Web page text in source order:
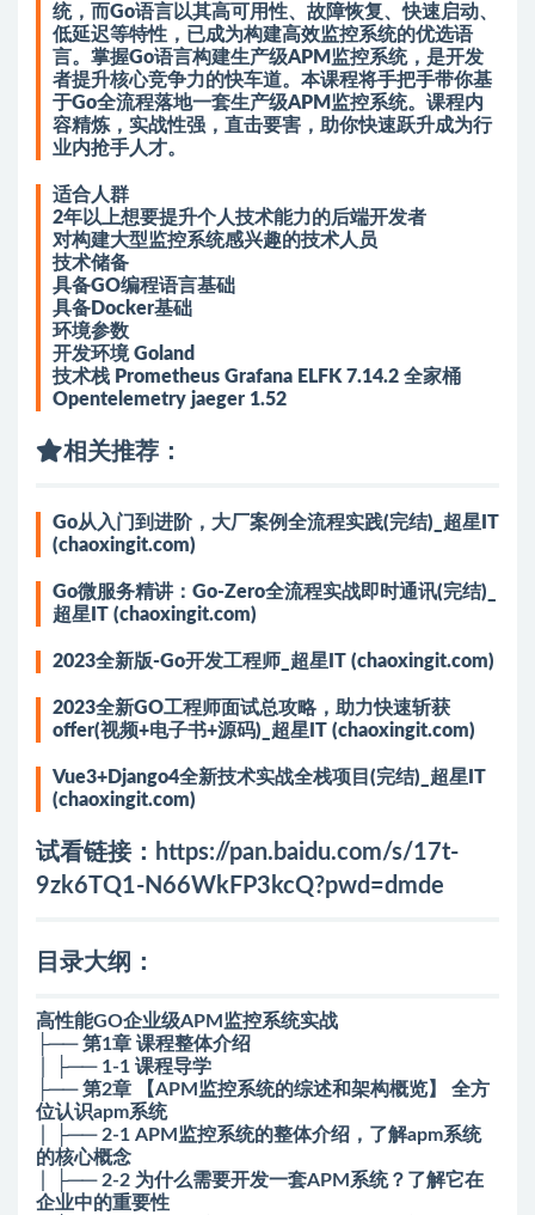
统，而Go语言以其高可用性、故障恢复、快速启动、
低延迟等特性，已成为构建高效监控系统的优选语
言。掌握Go语言构建生产级APM监控系统，是开发
者提升核心竞争力的快车道。本课程将手把手带你基
于Go全流程落地一套生产级APM监控系统。课程内
容精炼，实战性强，直击要害，助你快速跃升成为行
业内抢手人才。
适合人群
2年以上想要提升个人技术能力的后端开发者
对构建大型监控系统感兴趣的技术人员
技术储备
具备GO编程语言基础
具备Docker基础
环境参数
开发环境 Goland
技术栈 Prometheus Grafana ELFK 7.14.2 全家桶
Opentelemetry jaeger 1.52
相关推荐：
Go从入门到进阶，大厂案例全流程实践(完结)_超星IT
(chaoxingit.com)
Go微服务精讲：Go-Zero全流程实战即时通讯(完结)_
超星IT (chaoxingit.com)
2023全新版-Go开发工程师_超星IT (chaoxingit.com)
2023全新GO工程师面试总攻略，助力快速斩获
offer(视频+电子书+源码)_超星IT (chaoxingit.com)
Vue3+Django4全新技术实战全栈项目(完结)_超星IT
(chaoxingit.com)
试看链接： https://pan.baidu.com/s/17t-
9zk6TQ1-N66WkFP3kcQ?pwd=dmde
目录大纲：
高性能GO企业级APM监控系统实战
├── 第1章 课程整体介绍
│ ├── 1-1 课程导学
├── 第2章 【APM监控系统的综述和架构概览】 全方
位认识apm系统
│ ├── 2-1 APM监控系统的整体介绍，了解apm系统
的核心概念
│ ├── 2-2 为什么需要开发一套APM系统？了解它在
企业中的重要性